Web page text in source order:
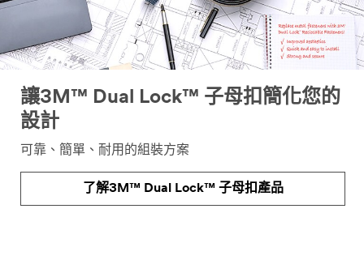
讓3M™ Dual Lock™ 子母扣簡化您的
設計
可靠、簡單、耐用的組裝方案
了解3M™ Dual Lock™ 子母扣產品